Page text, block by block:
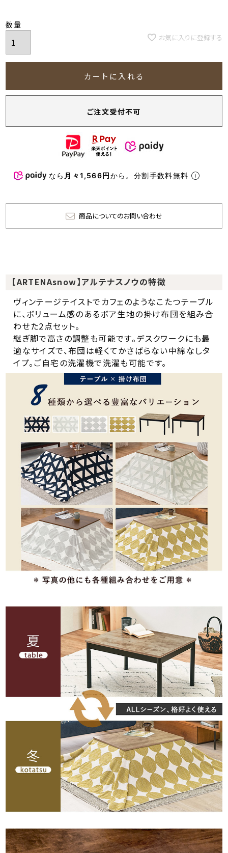
お気に入りに登録する
カートに入れる
ご注文受付不可
なら 月々1,566円から。分割手数料無料
商品についてのお問い合わせ
【ARTENAsnow】アルテナスノウの特徴
ヴィンテージテイストでカフェのようなこたつテーブル
に、ボリューム感のあるボア生地の掛け布団を組み合
わせた2点セット。
継ぎ脚で高さの調整も可能です。デスクワークにも最
適なサイズで、布団は軽くてかさばらない中綿なしタ
イプ。ご自宅の洗濯機で洗濯も可能です。